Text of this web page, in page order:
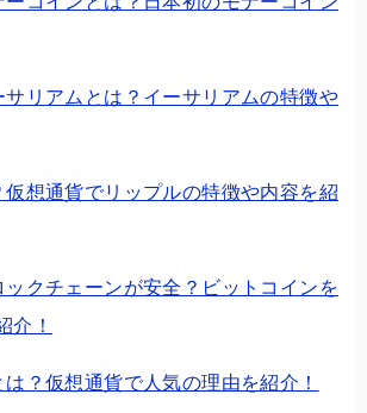
リアムとは？イーサリアムの特徴や
仮想通貨でリップルの特徴や内容を紹
クチェーンが安全？ビットコインを
介！
？仮想通貨で人気の理由を紹介！